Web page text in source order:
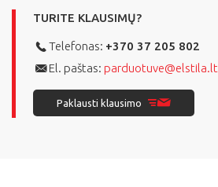
TURITE KLAUSIMŲ?
Telefonas: +370 37 205 802
El. paštas: parduotuve@elstila.lt
Paklausti klausimo